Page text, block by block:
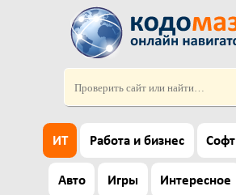
ИТ Работа и бизнес Софт
Авто Игры Интересное